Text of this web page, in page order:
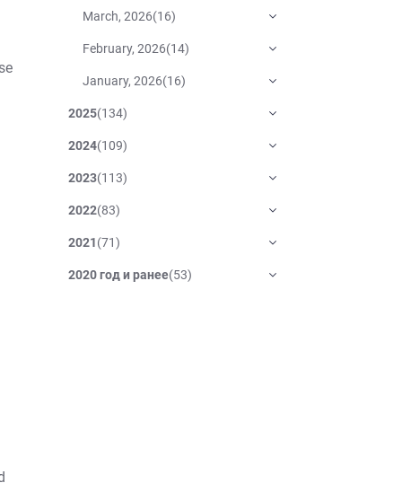
March, 2026(16)
February, 2026(14)
January, 2026(16)
2025(134)
2024(109)
2023(113)
2022(83)
2021(71)
2020 год и ранее(53)